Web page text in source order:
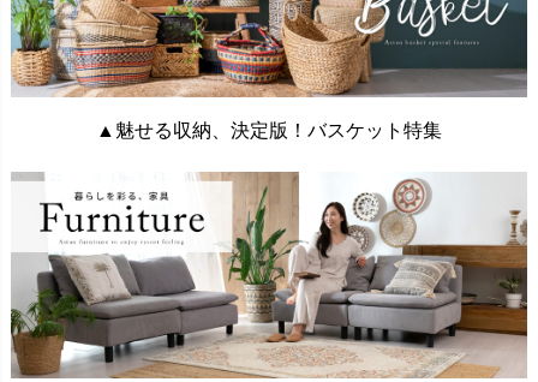
▲魅せる収納、決定版！バスケット特集